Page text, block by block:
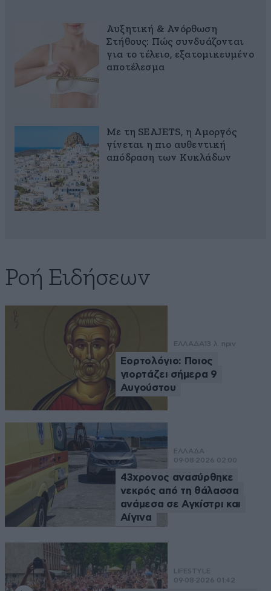
Αυξητική & Ανόρθωση
Στήθους: Πώς συνδυάζονται
για το τέλειο, εξατομικευμένο
αποτέλεσμα
Με τη SEAJETS, η Αμοργός
γίνεται η πιο αυθεντική
απόδραση των Κυκλάδων
Ροή Ειδήσεων
ΕΛΛΑΔΑ 13 λ. πριν
Εορτολόγιο: Ποιος
γιορτάζει σήμερα 9
Αυγούστου
ΕΛΛΑΔΑ
09·08·2026 02:00
43χρονος ανασύρθηκε
νεκρός από τη θάλασσα
ανάμεσα σε Αγκίστρι και
Αίγινα
LIFESTYLE
09·08·2026 01:42